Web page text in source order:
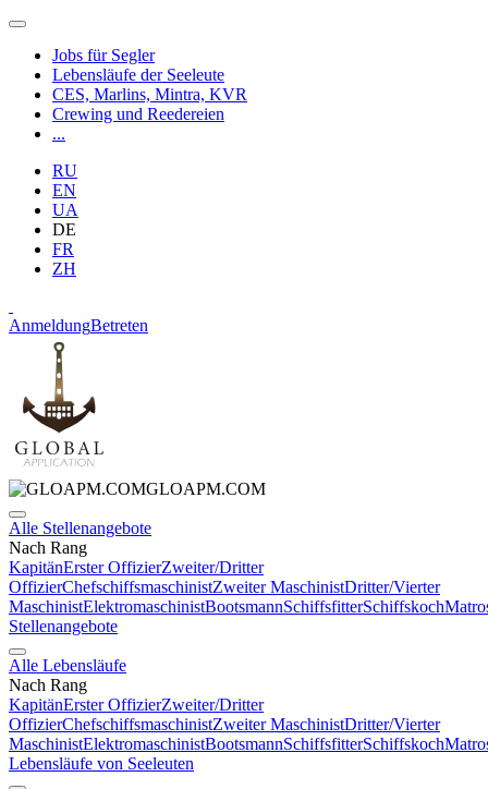
Jobs für Segler
Lebensläufe der Seeleute
CES, Marlins, Mintra, KVR
Crewing und Reedereien
...
RU
EN
UA
DE
FR
ZH
AnmeldungBetreten
GLOAPM.COM
Alle Stellenangebote
Nach Rang
KapitänErster OffizierZweiter/Dritter
OffizierChefschiffsmaschinistZweiter MaschinistDritter/Vierter
MaschinistElektromaschinistBootsmannSchiffsfitterSchiffskoch
Stellenangebote
Alle Lebensläufe
Nach Rang
KapitänErster OffizierZweiter/Dritter
OffizierChefschiffsmaschinistZweiter MaschinistDritter/Vierter
MaschinistElektromaschinistBootsmannSchiffsfitterSchiffskoch
Lebensläufe von Seeleuten